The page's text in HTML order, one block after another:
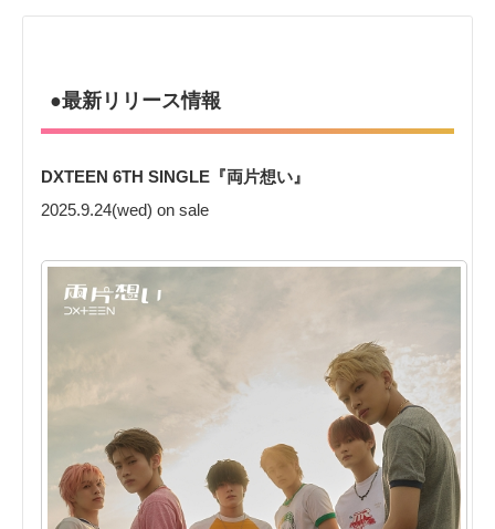
●最新リリース情報
DXTEEN 6TH SINGLE『両⽚想い』
2025.9.24(wed) on sale